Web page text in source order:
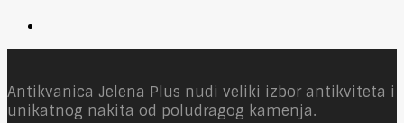
Antikvanica Jelena Plus nudi veliki izbor antikviteta i
unikatnog nakita od poludragog kamenja.